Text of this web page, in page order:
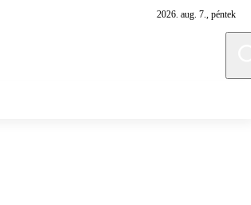
2026. aug. 7., péntek